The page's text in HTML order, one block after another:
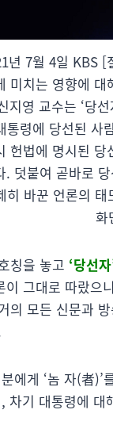
년 7월 4일 KBS [
미치는 영향에
지영 교수는 ‘당
통령에 당선된 사
헌법에 명시된
. 덧붙여 곧바로
히 바꾼 언론의
화
칭을 놓고 ‘당선자
그대로 따랐
모든 신문과
에게 ‘놈 자(者
기 대통령에 대